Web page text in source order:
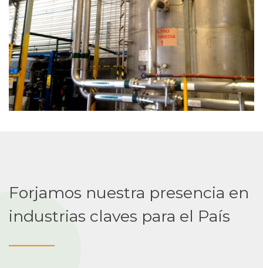
Forjamos nuestra presencia en
industrias claves para el País
______